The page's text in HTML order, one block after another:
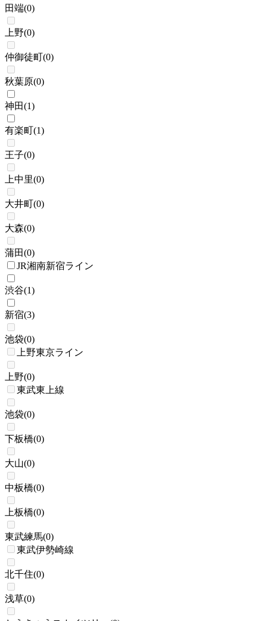
田端(0)
上野(0)
仲御徒町(0)
秋葉原(0)
神田(1)
有楽町(1)
王子(0)
上中里(0)
大井町(0)
大森(0)
蒲田(0)
JR湘南新宿ライン
渋谷(1)
新宿(3)
池袋(0)
上野東京ライン
上野(0)
東武東上線
池袋(0)
下板橋(0)
大山(0)
中板橋(0)
上板橋(0)
東武練馬(0)
東武伊勢崎線
北千住(0)
浅草(0)